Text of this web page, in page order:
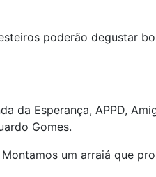
poderão degustar
da Esperança, APPD,
Gomes.
um arraiá que